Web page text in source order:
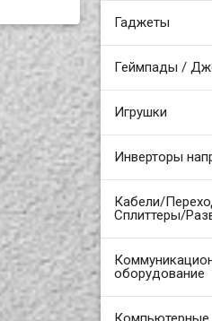
Гаджеты
Геймпады /
Игрушки
Инверторы
Кабели/
Сплиттеры/
оборудование